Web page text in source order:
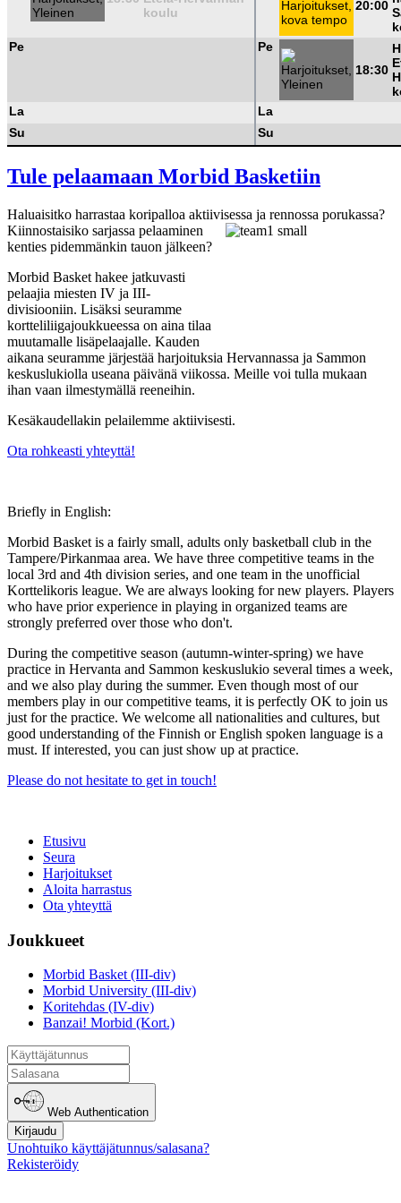
koulu
20:00
Pe
Pe
18:30
La
La
Su
Su
Tule pelaamaan Morbid Basketiin
Haluaisitko harrastaa koripalloa aktiivisessa ja rennossa porukassa?
Kiinnostaisiko sarjassa pelaaminen
kenties pidemmänkin tauon jälkeen?
Morbid Basket hakee jatkuvasti
pelaajia miesten IV ja III-
divisiooniin. Lisäksi seuramme
kortteliliigajoukkueessa on aina tilaa
muutamalle lisäpelaajalle. Kauden
aikana seuramme järjestää harjoituksia Hervannassa ja Sammon
keskuslukiolla useana päivänä viikossa. Meille voi tulla mukaan
ihan vaan ilmestymällä reeneihin.
Kesäkaudellakin pelailemme aktiivisesti.
Ota rohkeasti yhteyttä!
Briefly in English:
Morbid Basket is a fairly small, adults only basketball club in the
Tampere/Pirkanmaa area. We have three competitive teams in the
local 3rd and 4th division series, and one team in the unofficial
Korttelikoris league. We are always looking for new players. Players
who have prior experience in playing in organized teams are
strongly preferred over those who don't.
During the competitive season (autumn-winter-spring) we have
practice in Hervanta and Sammon keskuslukio several times a week,
and we also play during the summer. Even though most of our
members play in our competitive teams, it is perfectly OK to join us
just for the practice. We welcome all nationalities and cultures, but
good understanding of the Finnish or English spoken language is a
must. If interested, you can just show up at practice.
Please do not hesitate to get in touch!
Etusivu
Seura
Harjoitukset
Aloita harrastus
Ota yhteyttä
Joukkueet
Morbid Basket (III-div)
Morbid University (III-div)
Koritehdas (IV-div)
Banzai! Morbid (Kort.)
Web Authentication
Kirjaudu
Unohtuiko käyttäjätunnus/salasana?
Rekisteröidy